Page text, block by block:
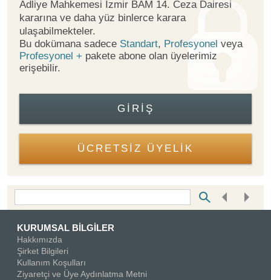
Adliye Mahkemesi İzmir BAM 14. Ceza Dairesi
kararına ve daha yüz binlerce karara
ulaşabilmekteler.
Bu dokümana sadece Standart, Profesyonel veya
Profesyonel + pakete abone olan üyelerimiz
erişebilir.
GIRIŞ
ÜCRETSİZ ÜYELİK
KURUMSAL BİLGİLER
Hakkımızda
Şirket Bilgileri
Kullanım Koşulları
Ziyaretçi ve Üye Aydınlatma Metni